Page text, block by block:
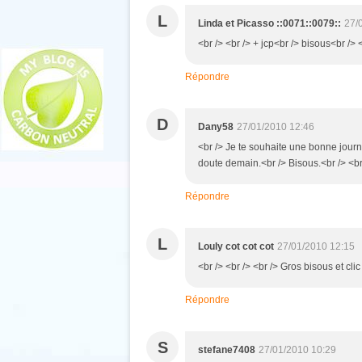
L Linda et Picasso ::0071::0079:: 27/
<br /> <br /> + jcp<br /> bisous<br />
Répondre
D Dany58 27/01/2010 12:46
<br /> Je te souhaite une bonne
doute demain.<br /> Bisous.<br />
Répondre
L Louly cot cot cot 27/01/2010 12:15
<br /> <br /> <br /> Gros bisous et
Répondre
S stefane7408 27/01/2010 10:29